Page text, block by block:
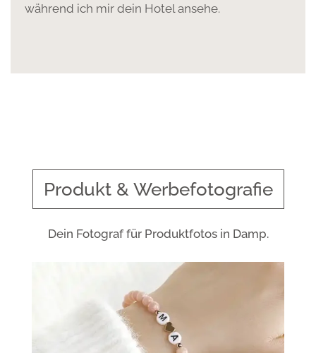
während ich mir dein Hotel ansehe.
Produkt & Werbefotografie
Dein Fotograf für Produktfotos in Damp.